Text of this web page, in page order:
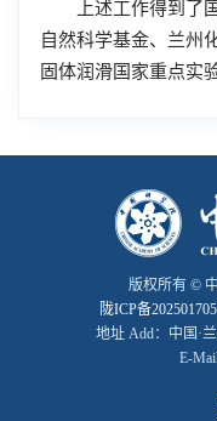
上述工作得到了国
自然科学基金、兰州
固体润滑国家重点实
版权所有 ©
陇ICP备
地址 Add：中国·
E-